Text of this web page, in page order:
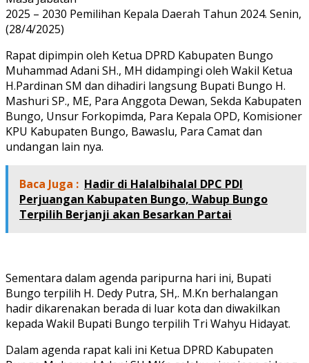
2025 – 2030 Pemilihan Kepala Daerah Tahun 2024. Senin,
(28/4/2025)
Rapat dipimpin oleh Ketua DPRD Kabupaten Bungo
Muhammad Adani SH., MH didampingi oleh Wakil Ketua
H.Pardinan SM dan dihadiri langsung Bupati Bungo H.
Mashuri SP., ME, Para Anggota Dewan, Sekda Kabupaten
Bungo, Unsur Forkopimda, Para Kepala OPD, Komisioner
KPU Kabupaten Bungo, Bawaslu, Para Camat dan
undangan lain nya.
Baca Juga : Hadir di Halalbihalal DPC PDI
Perjuangan Kabupaten Bungo, Wabup Bungo
Terpilih Berjanji akan Besarkan Partai
Sementara dalam agenda paripurna hari ini, Bupati
Bungo terpilih H. Dedy Putra, SH,. M.Kn berhalangan
hadir dikarenakan berada di luar kota dan diwakilkan
kepada Wakil Bupati Bungo terpilih Tri Wahyu Hidayat.
Dalam agenda rapat kali ini Ketua DPRD Kabupaten